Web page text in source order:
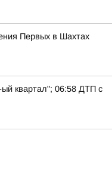
Первых в Шахтах
ый квартал"; 06:58 ДТП с